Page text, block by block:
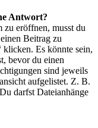
Antwort?
zu eröffnen, musst du
Beitrag zu
Es könnte sein,
bevor du einen
sind jeweils
aufgelistet. Z. B.
darfst Dateianhänge